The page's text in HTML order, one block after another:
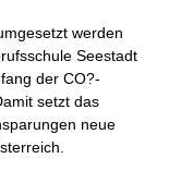
werden
Seestadt
der CO?-
setzt das
neue